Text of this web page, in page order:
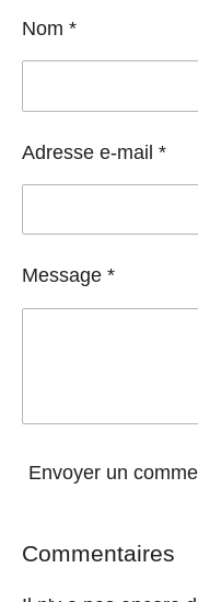
Nom *
Adresse e-mail *
Message *
Envoyer un
Commentaires